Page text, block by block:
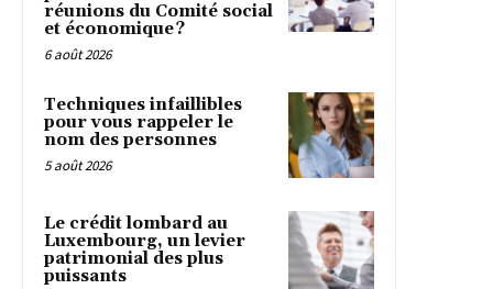
réunions du Comité social
et économique ?
6 août 2026
Techniques infaillibles
pour vous rappeler le
nom des personnes
5 août 2026
Le crédit lombard au
Luxembourg, un levier
patrimonial des plus
puissants